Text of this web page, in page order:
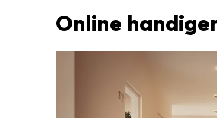
Online